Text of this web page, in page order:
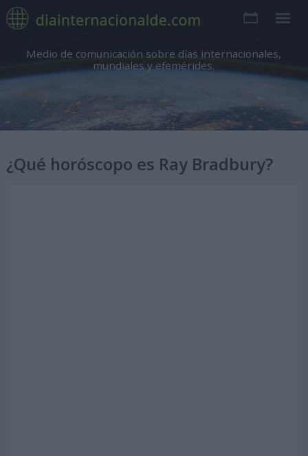
Medio de comunicación sobre días internacionales,
mundiales y efemérides.
¿Qué horóscopo es Ray Bradbury?